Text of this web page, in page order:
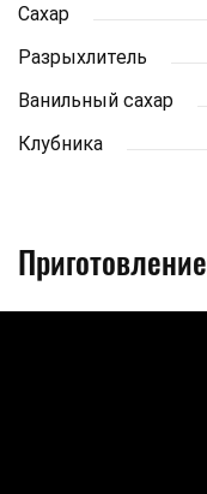
Сахар
Разрыхлитель
Ванильный сахар
Клубника
Приготовление